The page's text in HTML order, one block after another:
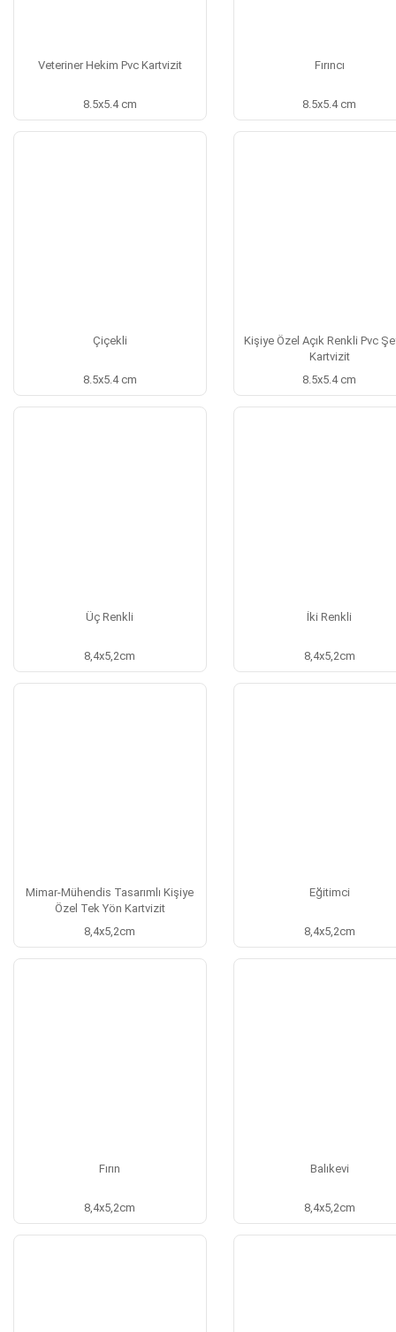
Veteriner Hekim Pvc Kartvizit
8.5x5.4 cm
Fırıncı
8.5x5.4 cm
Çiçekli
8.5x5.4 cm
Kişiye Özel Açık Renkli Pvc
Kartvizit
8.5x5.4 cm
Üç Renkli
8,4x5,2cm
İki Renkli
8,4x5,2cm
Mimar-Mühendis Tasarımlı Kişiye
Özel Tek Yön Kartvizit
8,4x5,2cm
Eğitimci
8,4x5,2cm
Fırın
8,4x5,2cm
Balıkevi
8,4x5,2cm